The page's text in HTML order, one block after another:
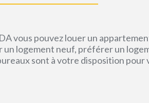
vous pouvez louer un
logement neuf, préférer un
sont à votre disposition